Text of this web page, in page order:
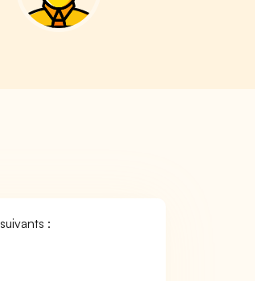
suivants :